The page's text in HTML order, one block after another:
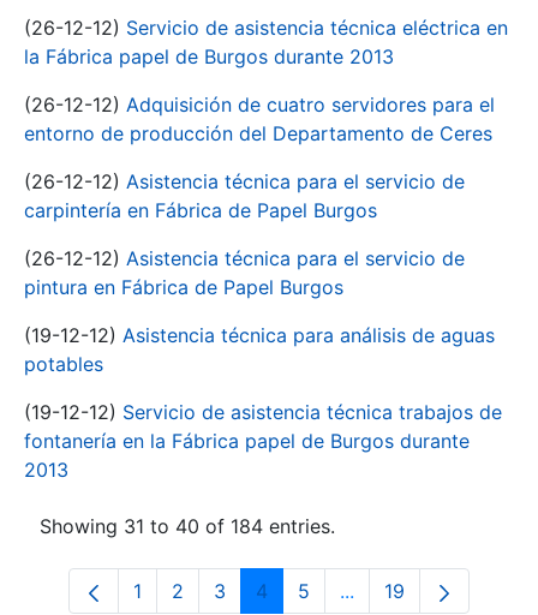
(26-12-12) Servicio de asistencia técnica eléctrica en
la Fábrica papel de Burgos durante 2013
(26-12-12) Adquisición de cuatro servidores para el
entorno de producción del Departamento de Ceres
(26-12-12) Asistencia técnica para el servicio de
carpintería en Fábrica de Papel Burgos
(26-12-12) Asistencia técnica para el servicio de
pintura en Fábrica de Papel Burgos
(19-12-12) Asistencia técnica para análisis de aguas
potables
(19-12-12) Servicio de asistencia técnica trabajos de
fontanería en la Fábrica papel de Burgos durante
2013
Showing 31 to 40 of 184 entries.
Page
1 Page
2 Page
3 Page
4 Page
5 ...Intermediate Pages
Page
19